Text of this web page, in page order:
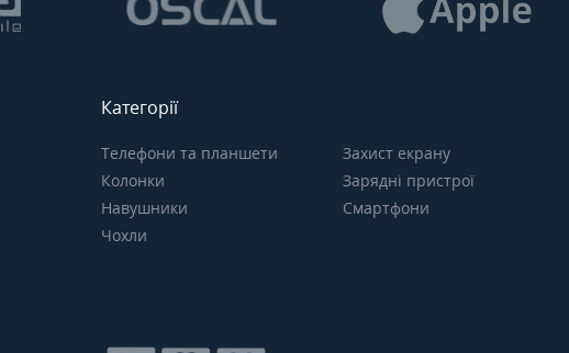
Категорії
Телефони та планшети
Колонки
Навушники
Чохли
Захист екрану
Зарядні пристрої
Смартфони